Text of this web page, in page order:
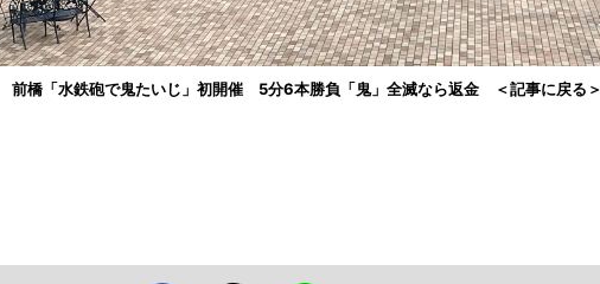
前橋「水鉄砲で鬼たいじ」初開催 5分6本勝負「鬼」全滅なら返金 ＜記事に戻る＞